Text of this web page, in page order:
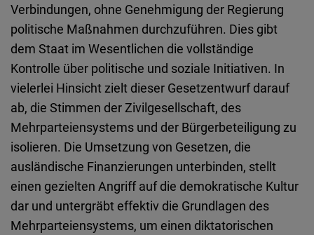
Verbindungen, ohne Genehmigung der Regierung
politische Maßnahmen durchzuführen. Dies gibt
dem Staat im Wesentlichen die vollständige
Kontrolle über politische und soziale Initiativen. In
vielerlei Hinsicht zielt dieser Gesetzentwurf darauf
ab, die Stimmen der Zivilgesellschaft, des
Mehrparteiensystems und der Bürgerbeteiligung zu
isolieren. Die Umsetzung von Gesetzen, die
ausländische Finanzierungen unterbinden, stellt
einen gezielten Angriff auf die demokratische Kultur
dar und untergräbt effektiv die Grundlagen des
Mehrparteiensystems, um einen diktatorischen
D.Vinci
Embed
Typeform
Embed